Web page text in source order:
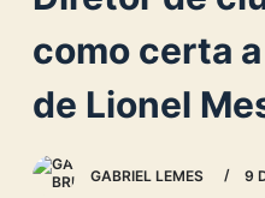
o
n
e
como certa
de Lionel
GABRIEL LEMES 9